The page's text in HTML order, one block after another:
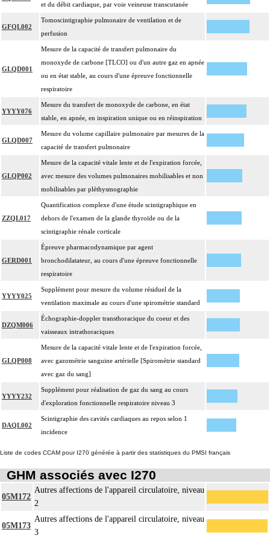
et du débit cardiaque, par voie veineuse transcutanée
GFQL002
Tomoscintigraphie pulmonaire de ventilation et de
perfusion
GLQD001
Mesure de la capacité de transfert pulmonaire du
monoxyde de carbone [TLCO] ou d'un autre gaz en apnée
ou en état stable, au cours d'une épreuve fonctionnelle
respiratoire
YYYY076
Mesure du transfert de monoxyde de carbone, en état
stable, en apnée, en inspiration unique ou en réinspiration
GLQD007
Mesure du volume capillaire pulmonaire par mesures de la
capacité de transfert pulmonaire
GLQP002
Mesure de la capacité vitale lente et de l'expiration forcée,
avec mesure des volumes pulmonaires mobilisables et non
mobilisables par pléthysmographie
ZZQL017
Quantification complexe d'une étude scintigraphique en
dehors de l'examen de la glande thyroïde ou de la
scintigraphie rénale corticale
GERD001
Épreuve pharmacodynamique par agent
bronchodilatateur, au cours d'une épreuve fonctionnelle
respiratoire
YYYY025
Supplément pour mesure du volume résiduel de la
ventilation maximale au cours d'une spirométrie standard
DZQM006
Échographie-doppler transthoracique du coeur et des
vaisseaux intrathoraciques
GLQP008
Mesure de la capacité vitale lente et de l'expiration forcée,
avec gazométrie sanguine artérielle [Spirométrie standard
avec gaz du sang]
YYYY232
Supplément pour réalisation de gaz du sang au cours
d'exploration fonctionnelle respiratoire niveau 3
DAQL002
Scintigraphie des cavités cardiaques au repos selon 1
incidence
Liste de codes CCAM pour I270 générée à partir des statistiques du PMSI français
GHM associés avec I270
05M172
Autres affections de l'appareil circulatoire, niveau
2
05M173
Autres affections de l'appareil circulatoire, niveau
3